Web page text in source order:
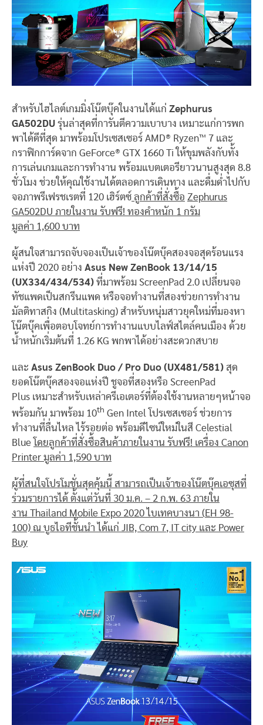
สำหรับไฮไลต์เกมมิ่งโน๊ตบุ๊คในงานได้แก่ Zephurus
GA502DU รุ่นล่าสุดที่การันตีความเบาบาง เหมาะแก่การพก
พาได้ดีที่สุด มาพร้อมโปรเซสเซอร์ AMD® Ryzen™ 7 และ
กราฟิกการ์ดจาก GeForce® GTX 1660 Ti ให้ขุมพลังกับทั้ง
การเล่นเกมและการทำงาน พร้อมแบตเตอรียาวนานสูงสุด 8.8
ชั่วโมง ช่วยให้คุณใช้งานได้ตลอดการเดินทาง และดื่มด่ำไปกับ
จอภาพรีเฟรชเรตที่ 120 เฮิร์ตซ์ ลูกค้าที่สั่งซื้อ Zephurus
GA502DU ภายในงาน รับฟรี! ทองคำหนัก 1 กรัม
มูลค่า 1,600 บาท
ผู้สนใจสามารถจับจองเป็นเจ้าของโน๊ตบุ๊คสองจอสุดร้อนแรง
แห่งปี 2020 อย่าง Asus New ZenBook 13/14/15
(UX334/434/534) ที่มาพร้อม ScreenPad 2.0 เปลี่ยนจอ
ทัชแพดเป็นสกรีนแพด หรือจอทำงานที่สองช่วยการทำงาน
มัลติทาสกิง (Multitasking) สำหรับหนุ่มสาวยุคใหม่ที่มองหา
โน๊ตบุ๊คเพื่อตอบโจทย์การทำงานแบบไลฟ์สไตล์คนเมือง ด้วย
น้ำหนักเริ่มต้นที่ 1.26 KG พกพาได้อย่างสะดวกสบาย
และ Asus ZenBook Duo / Pro Duo (UX481/581) สุด
ยอดโน๊ตบุ๊คสองจอแห่งปี ชูจอที่สองหรือ ScreenPad
Plus เหมาะสำหรับเหล่าครีเอเตอร์ที่ต้องใช้งานหลายๆหน้าจอ
พร้อมกัน มาพร้อม 10th Gen Intel โปรเซสเซอร์ ช่วยการ
ทำงานที่ลื่นไหล ไร้รอยต่อ พร้อมดีไซน์ใหม่ในสี Celestial
Blue โดยลูกค้าที่สั่งซื้อสินค้าภายในงาน รับฟรี! เครื่อง Canon
Printer มูลค่า 1,590 บาท
ผู้ที่สนใจโปรโมชั่นสุดคุ้มนี้ สามารถเป็นเจ้าของโน๊ตบุ๊คเอซุสที่
ร่วมรายการได้ ตั้งแต่วันที่ 30 ม.ค. – 2 ก.พ. 63 ภายใน
งาน Thailand Mobile Expo 2020 ไบเทคบางนา ( EH 98-
100) ณ บูธไอทีชั้นนำ ได้แก่ JIB, Com 7, IT city และ Power
Buy